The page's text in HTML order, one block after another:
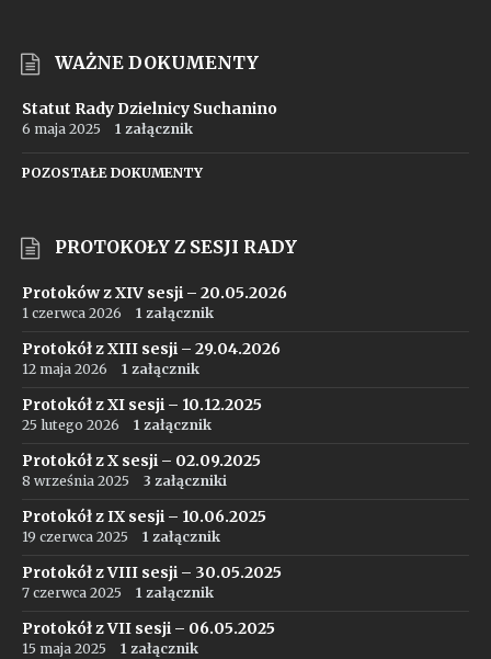
WAŻNE DOKUMENTY
Statut Rady Dzielnicy Suchanino
6 maja 2025 1 załącznik
POZOSTAŁE DOKUMENTY
PROTOKOŁY Z SESJI RADY
Protoków z XIV sesji – 20.05.2026
1 czerwca 2026 1 załącznik
Protokół z XIII sesji – 29.04.2026
12 maja 2026 1 załącznik
Protokół z XI sesji – 10.12.2025
25 lutego 2026 1 załącznik
Protokół z X sesji – 02.09.2025
8 września 2025 3 załączniki
Protokół z IX sesji – 10.06.2025
19 czerwca 2025 1 załącznik
Protokół z VIII sesji – 30.05.2025
7 czerwca 2025 1 załącznik
Protokół z VII sesji – 06.05.2025
15 maja 2025 1 załącznik